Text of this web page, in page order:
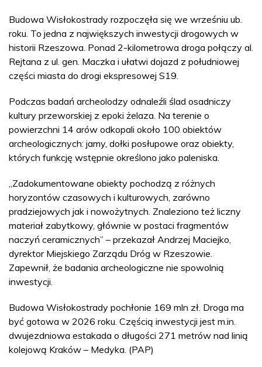
Budowa Wisłokostrady rozpoczęła się we wrześniu ub.
roku. To jedna z największych inwestycji drogowych w
historii Rzeszowa. Ponad 2-kilometrowa droga połączy al.
Rejtana z ul. gen. Maczka i ułatwi dojazd z południowej
części miasta do drogi ekspresowej S19.
Podczas badań archeolodzy odnaleźli ślad osadniczy
kultury przeworskiej z epoki żelaza. Na terenie o
powierzchni 14 arów odkopali około 100 obiektów
archeologicznych: jamy, dołki posłupowe oraz obiekty,
których funkcję wstępnie określono jako paleniska.
„Zadokumentowane obiekty pochodzą z różnych
horyzontów czasowych i kulturowych, zarówno
pradziejowych jak i nowożytnych. Znaleziono też liczny
materiał zabytkowy, głównie w postaci fragmentów
naczyń ceramicznych” – przekazał Andrzej Maciejko,
dyrektor Miejskiego Zarządu Dróg w Rzeszowie.
Zapewnił, że badania archeologiczne nie spowolnią
inwestycji.
Budowa Wisłokostrady pochłonie 169 mln zł. Droga ma
być gotowa w 2026 roku. Częścią inwestycji jest m.in.
dwujezdniowa estakada o długości 271 metrów nad linią
kolejową Kraków – Medyka. (PAP)